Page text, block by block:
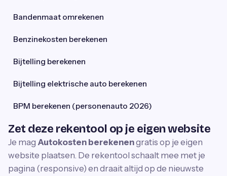
Bandenmaat omrekenen
Benzinekosten berekenen
Bijtelling berekenen
Bijtelling elektrische auto berekenen
BPM berekenen (personenauto 2026)
Zet deze rekentool op je eigen website
Je mag Autokosten berekenengratis op je eigen
website plaatsen. De rekentool schaalt mee met je
pagina (responsive) en draait altijd op de nieuwste